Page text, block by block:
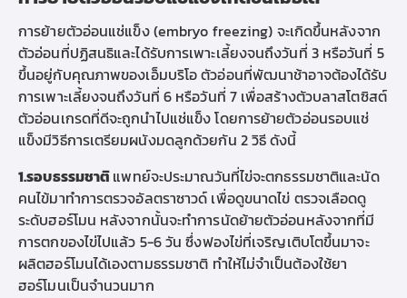
การย้ายตัวอ่อนแช่แข็ง (embryo freezing) จะเกิดขึ้นหลังจาก
ตัวอ่อนที่ปฏิสนธิและได้รับการเพาะเลี้ยงจนถึงวันที่ 3 หรือวันที่ 5
ขึ้นอยู่กับคุณภาพของเอ็มบริโอ ตัวอ่อนที่พัฒนาช้าอาจต้องได้รับ
การเพาะเลี้ยงจนถึงวันที่ 6 หรือวันที่ 7 เพื่อสร้างตัวบลาสโตซิสต์
ตัวอ่อนเกรดที่ดีจะถูกนำไปแช่แข็งโดยการย้ายตัวอ่อนรอบแช่
แข็งมีวิธีการเตรียมผนังมดลูกด้วยกัน 2 วิธี ดังนี้
1.รอบธรรมชาติแพทย์จะประมาณวันที่ไข่จะตกธรรมชาติและนัด
คนไข้มาทำการตรวจอัลตราซาวด์ เพื่อดูขนาดไข่ ตรวจเลือดดู
ระดับฮอร์โมน หลังจากนั้นจะทำการนัดย้ายตัวอ่อนหลังจากที่มี
การตกของไข่ไปแล้ว 5-6 วัน ซึ่งฟองไข่ที่เจริญเติบโตขึ้นมาจะ
ผลิตฮอร์โมนได้เองตามธรรมชาติ ทำให้ไม่จำเป็นต้องใช้ยา
ฮอร์โมนเป็นจำนวนมาก